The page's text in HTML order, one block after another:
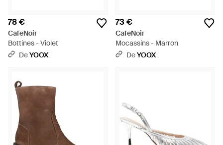
78 €
CafeNoir
Bottines - Violet
DeYOOX
73 €
CafeNoir
Mocassins - Marron
DeYOOX